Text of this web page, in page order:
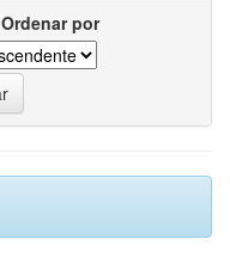
Ordenar por